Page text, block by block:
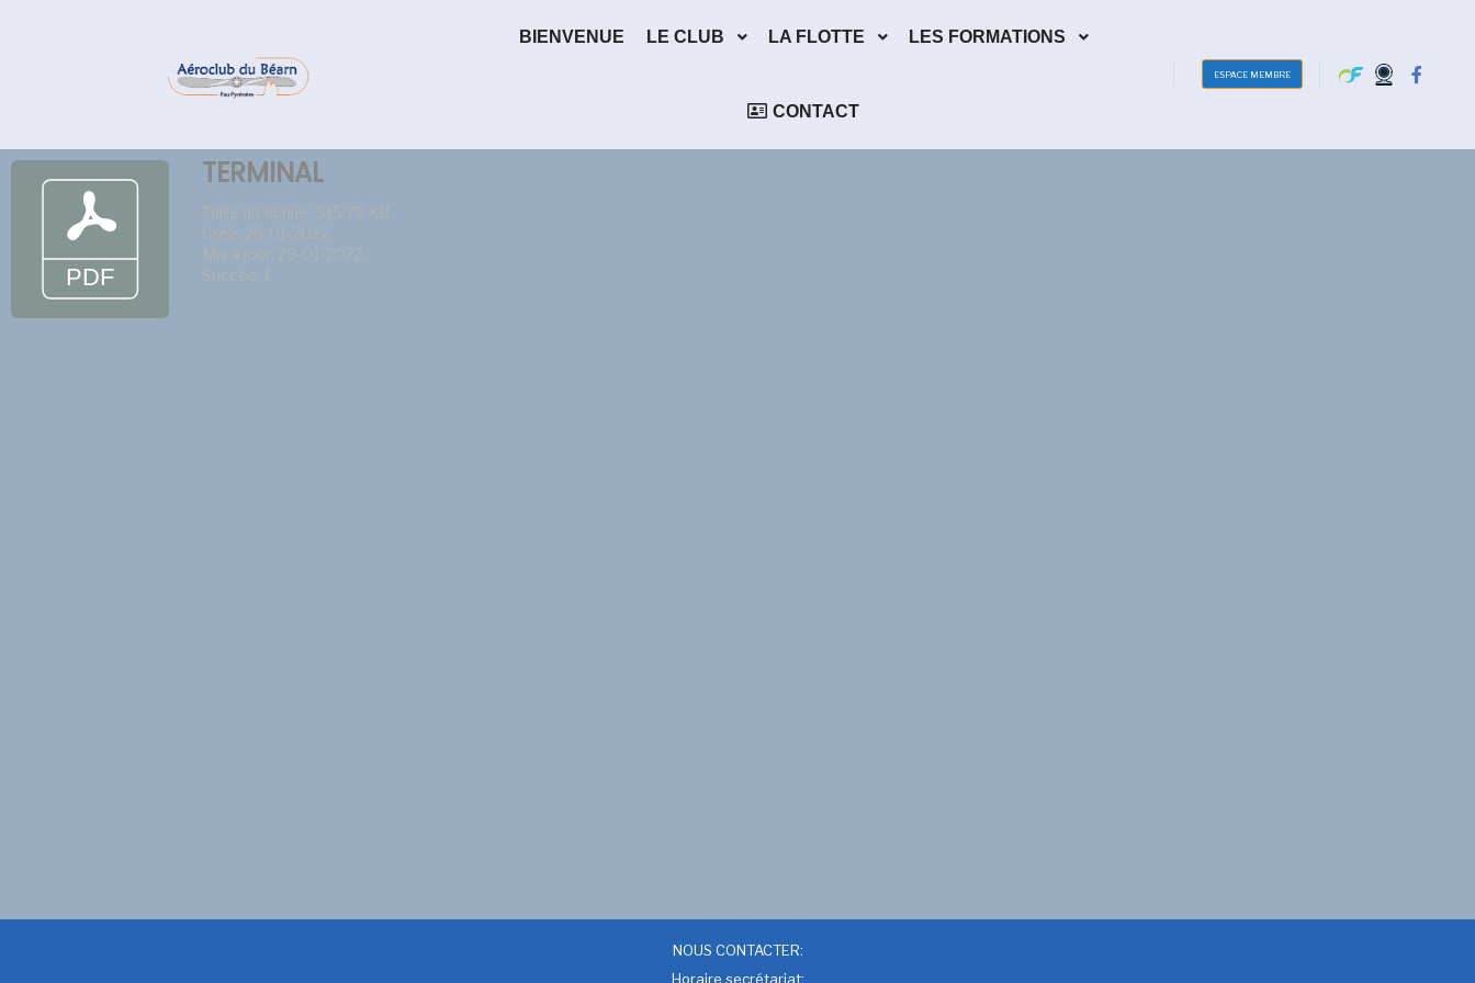
BIENVENUE LE CLUB LA FLOTTE LES FORMATIONS
CONTACT
ESPACE MEMBRE
TERMINAL
Taille du fichier: 515.79 KB
Créé: 29-01-2022
Mis à jour: 29-01-2022
Succès: 1
NOUS CONTACTER:
Horaire secrétariat: